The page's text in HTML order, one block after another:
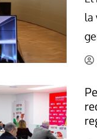
Dos minutos
Aplicaciones
Poesía
Relato
la